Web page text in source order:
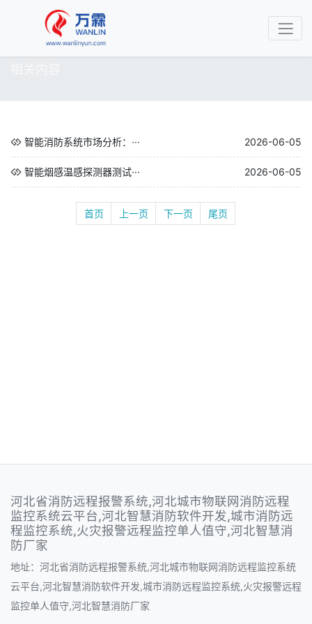
智能消防系统市场分析：··· 2026-06-05
智能烟感温感探测器测试··· 2026-06-05
首页 上一页 下一页 尾页
河北省消防远程报警系统,河北城市物联网消防远程
监控系统云平台,河北智慧消防软件开发,城市消防远
程监控系统,火灾报警远程监控单人值守,河北智慧消
防厂家
地址：河北省消防远程报警系统,河北城市物联网消防远程监控系统
云平台,河北智慧消防软件开发,城市消防远程监控系统,火灾报警远程
监控单人值守,河北智慧消防厂家